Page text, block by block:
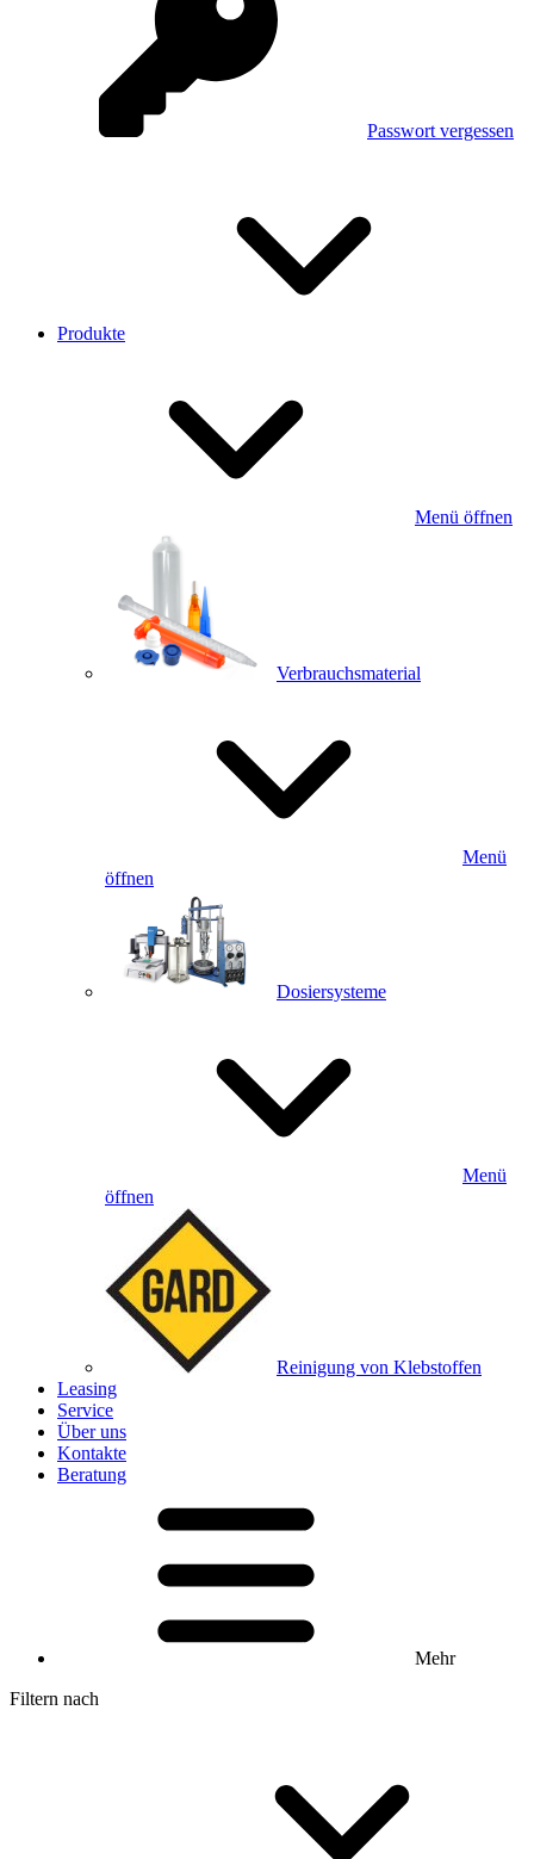
Passwort vergessen
Produkte
Menü öffnen
Verbrauchsmaterial
Menü
öffnen
Dosiersysteme
Menü
öffnen
Reinigung von Klebstoffen
Leasing
Service
Über uns
Kontakte
Beratung
Mehr
Filtern nach